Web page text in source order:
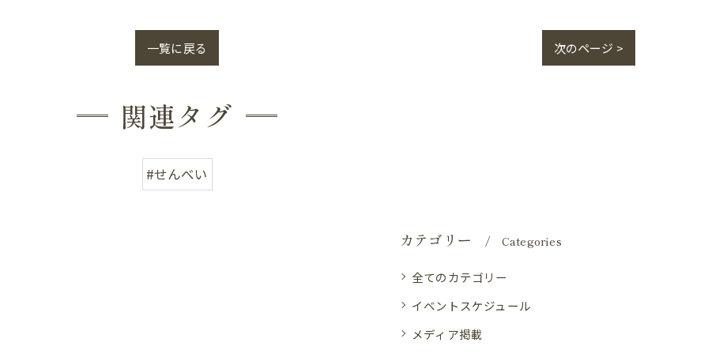
一覧に戻る 次のページ >
関連タグ
#せんべい
カテゴリー Categories
全てのカテゴリー
イベントスケジュール
メディア掲載